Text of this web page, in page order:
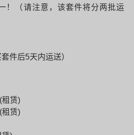
！（请注意，该套件将分两批运
件后5天内运送）
租赁)
租赁)